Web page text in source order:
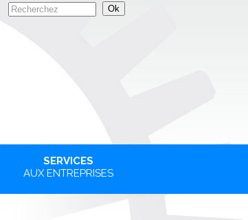
SERVICES
AUX ENTREPRISES